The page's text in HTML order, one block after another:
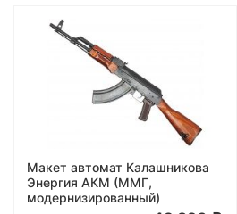
Макет автомат Калашникова
Энергия АКМ (ММГ,
модернизированный)